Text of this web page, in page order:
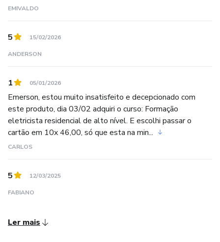
EMIVALDO
5 15/02/2026
ANDERSON
1 05/01/2026
Emerson, estou muito insatisfeito e decepcionado com
este produto, dia 03/02 adquiri o curso: Formação
eletricista residencial de alto nível. E escolhi passar o
cartão em 10x 46,00, só que esta na min...
CARLOS
5 12/03/2025
FABIANO
Ler mais